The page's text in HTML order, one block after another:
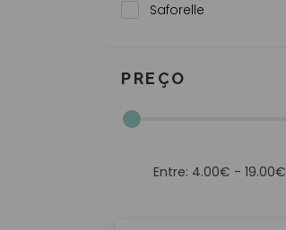
Saforelle
PREÇO
Entre: 4.00€ - 19.00€